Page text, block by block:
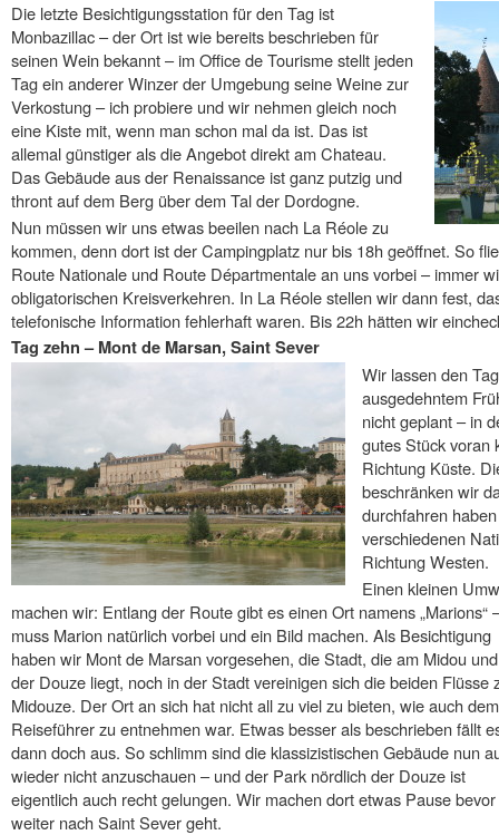
Die letzte Besichtigungsstation für den Tag ist
Monbazillac – der Ort ist wie bereits beschrieben für
seinen Wein bekannt – im Office de Tourisme stellt jeden
Tag ein anderer Winzer der Umgebung seine Weine zur
Verkostung – ich probiere und wir nehmen gleich noch
eine Kiste mit, wenn man schon mal da ist. Das ist
allemal günstiger als die Angebot direkt am Chateau.
Das Gebäude aus der Renaissance ist ganz putzig und
thront auf dem Berg über dem Tal der Dordogne.
Nun müssen wir uns etwas beeilen nach La Réole zu
kommen, denn dort ist der Campingplatz nur bis 18h geöffnet. So
Route Nationale und Route Départmentale an uns vorbei – immer
obligatorischen Kreisverkehren. In La Réole stellen wir dann fest,
telefonische Information fehlerhaft waren. Bis 22h hätten wir
Tag zehn – Mont de Marsan, Saint Sever
Wir lassen den
ausgedehntem
nicht geplant – in
gutes Stück voran
Richtung Küste.
beschränken wir
durchfahren
verschiedenen
Richtung Westen.
Einen kleinen
machen wir: Entlang der Route gibt es einen Ort namens „Marions“
muss Marion natürlich vorbei und ein Bild machen. Als Besichtigung
haben wir Mont de Marsan vorgesehen, die Stadt, die am Midou
der Douze liegt, noch in der Stadt vereinigen sich die beiden Flüsse
Midouze. Der Ort an sich hat nicht all zu viel zu bieten, wie auch dem
Reiseführer zu entnehmen war. Etwas besser als beschrieben fällt
dann doch aus. So schlimm sind die klassizistischen Gebäude nun
wieder nicht anzuschauen – und der Park nördlich der Douze ist
eigentlich auch recht gelungen. Wir machen dort etwas Pause
weiter nach Saint Sever geht.